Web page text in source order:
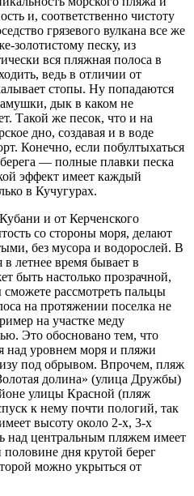
и, соответственно чистоту
грязевого вулкана все же
золотистому песку, из
вся пляжная полоса в
ведь в отличии от
стопы. Ну попадаются
дык в каком не
Такой же песок, что и на
дно, создавая и в воде
Конечно, если побултыхаться
— полные плавки песка
эффект имеет каждый
в Кучугурах.
и от Керченского
со стороны моря, делают
без мусора и водорослей. В
в летнее время бывает в
быть настолько прозрачной,
рассмотреть пальцы
на протяжении поселка не
на участке меду
Это обосновано тем, что
над уровнем моря и пляжи
под обрывом. Впрочем, пляж
долина» (улица Дружбы)
улицы Красной (пляж
к нему почти пологий, так
высоту около 2-х, 3-х
над центральным пляжем имеет
дня крутой берег
можно укрыться от